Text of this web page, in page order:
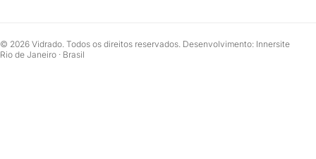
© 2026 Vidrado. Todos os direitos reservados. Desenvolvimento: Innersite
Rio de Janeiro · Brasil